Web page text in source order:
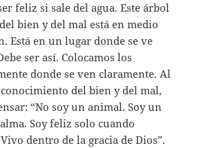
feliz si sale del agua. Este árbol
bien y del mal está en medio
Está en un lugar donde se ve
ser así. Colocamos los
donde se ven claramente. Al
del bien y del mal,
“No soy un animal. Soy un
Soy feliz solo cuando
dentro de la gracia de Dios”.